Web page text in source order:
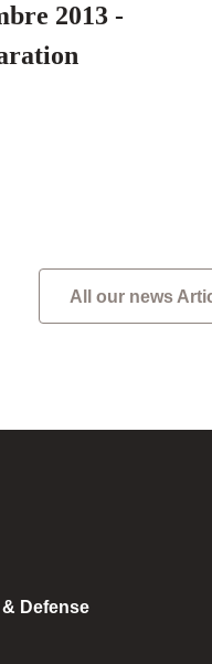
2013 -
All our news
Defense